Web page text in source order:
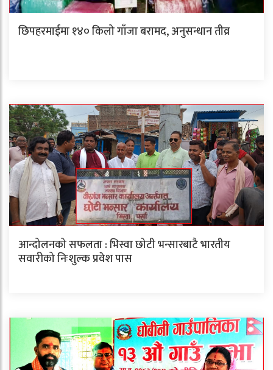
छिपहरमाईमा १४० किलो गाँजा बरामद, अनुसन्धान तीव्र
आन्दोलनको सफलता : भिस्वा छोटी भन्सारबाटै भारतीय
सवारीको निःशुल्क प्रवेश पास